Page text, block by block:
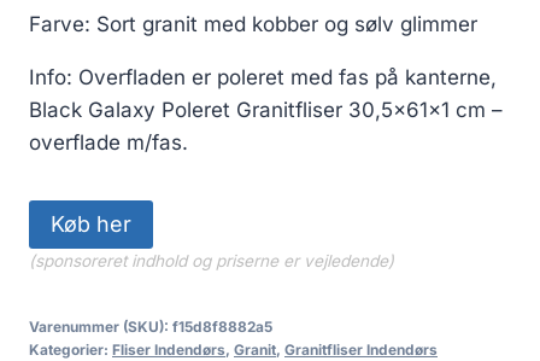
Farve: Sort granit med kobber og sølv glimmer
Info: Overfladen er poleret med fas på kanterne,
Black Galaxy Poleret Granitfliser 30,5x61x1 cm –
overflade m/fas.
Køb her
(sponsoreret indhold og priserne er vejledende)
Varenummer (SKU): f15d8f8882a5
Kategorier: Fliser Indendørs, Granit, Granitfliser Indendørs